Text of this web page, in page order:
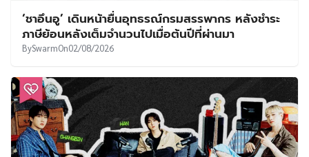
‘ชาอึนอู’ เดินหน้ายื่นอุทธรณ์กรมสรรพากร หลังชำระ
ภาษีย้อนหลังเต็มจำนวนไปเมื่อต้นปีที่ผ่านมา
BySwarmOn02/08/2026